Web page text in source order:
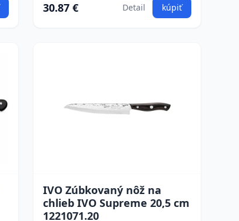
30.87 € Detail kúpiť
IVO Zúbkovaný nôž na
chlieb IVO Supreme 20,5 cm
1221071.20